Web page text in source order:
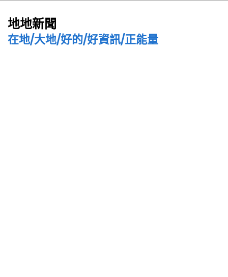
地地新聞
在地/大地/好的/好資訊/正能量